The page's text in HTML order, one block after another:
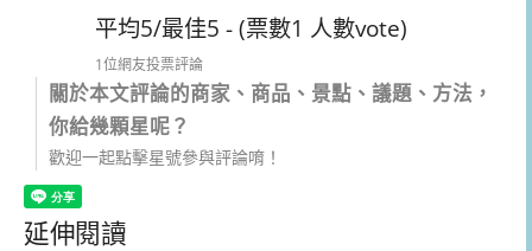
平均5/最佳5 - (票數1 人數vote)
1位網友投票評論
關於本文評論的商家、商品、景點、議題、方法，
你給幾顆星呢？
歡迎一起點擊星號參與評論唷！
延伸閱讀